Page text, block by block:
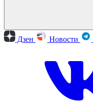
Дзен Новости